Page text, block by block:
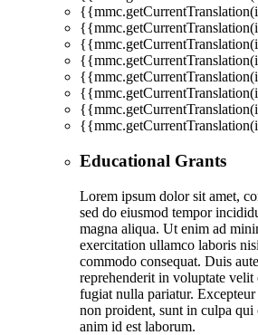
Educational Grants
Lorem ipsum dolor sit amet,
sed do eiusmod tempor
magna aliqua. Ut enim ad
exercitation ullamco laboris
commodo consequat. Duis
reprehenderit in voluptate velit
fugiat nulla pariatur.
non proident, sunt in culpa
anim id est laborum.